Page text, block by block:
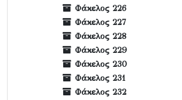
Φάκελος 226
Φάκελος 227
Φάκελος 228
Φάκελος 229
Φάκελος 230
Φάκελος 231
Φάκελος 232